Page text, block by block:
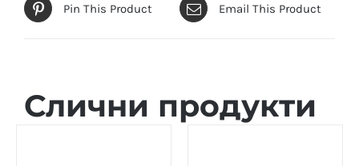
Pin This Product Email This Product
Слични продукти